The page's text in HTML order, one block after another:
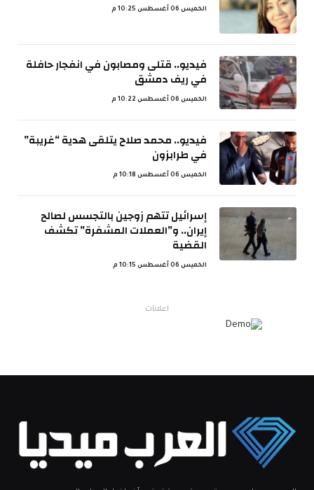
الخميس 06 أغسطس 10:25 م
فيديو.. قتلى ومصابون في انفجار حافلة
في ريف دمشق
الخميس 06 أغسطس 10:22 م
فيديو.. محمد صلاح يتلقى هدية “غريبة”
في طرابزون
الخميس 06 أغسطس 10:18 م
إسرائيل تتهم زوجين بالتجسس لصالح
إيران.. و”العملات المشفرة” تكشف
القضية
الخميس 06 أغسطس 10:15 م
اعلانات